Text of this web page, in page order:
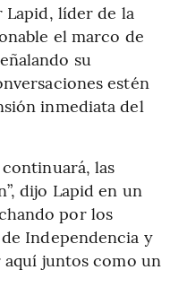
líder de la
el marco de
su
estén
inmediata del
las
dijo Lapid en un
por los
Independencia y
juntos como un